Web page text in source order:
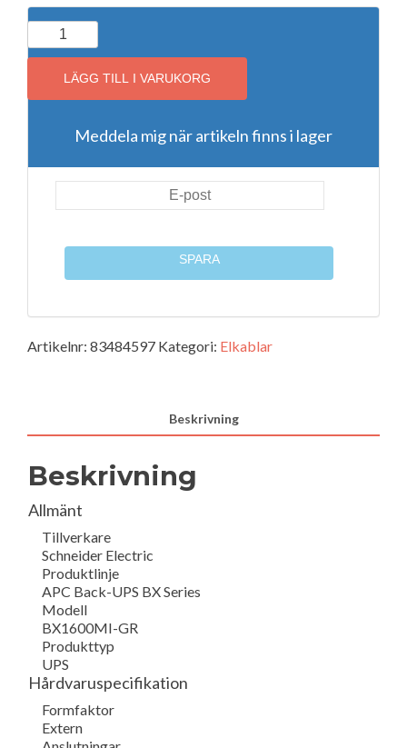
Easy
BX
BX1600MI-
#Server
#Typ-
#PowerChute
LÄGG TILL I VARUKORG
Meddela mig när artikeln finns i lager
SPARA
Artikelnr: 83484597 Kategori: Elkablar
Beskrivning
Beskrivning
Allmänt
Tillverkare
Schneider Electric
Produktlinje
APC Back-UPS BX Series
Modell
BX1600MI-GR
Produkttyp
UPS
Hårdvaruspecifikation
Formfaktor
Extern